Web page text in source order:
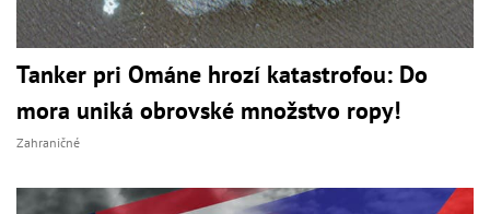
Tanker pri Ománe hrozí katastrofou: Do
mora uniká obrovské množstvo ropy!
Zahraničné